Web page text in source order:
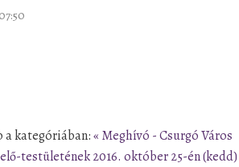
a kategóriában:« Meghívó - Csurgó Város
testületének 2016. október 25-én (kedd)